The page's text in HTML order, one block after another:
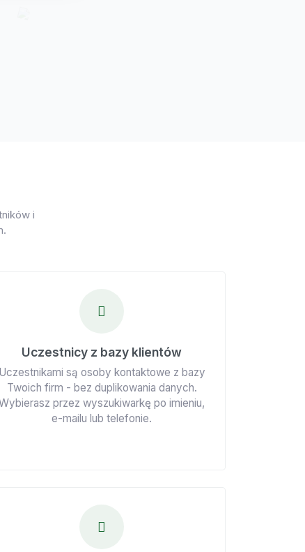
i
Uczestnicy z bazy klientów
Uczestnikami są osoby kontaktowe z bazy
Twoich firm - bez duplikowania danych.
przez wyszukiwarkę po imieniu,
e-mailu lub telefonie.